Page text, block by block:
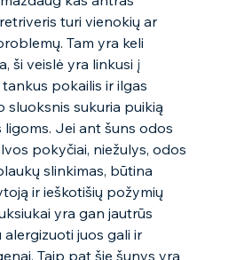
turi vienokių ar
Tam yra keli
ši veislė yra linkusi į
pokailis ir ilgas
sluoksnis sukuria puikią
Jei ant šuns odos
pokyčiai, niežulys, odos
slinkimas, būtina
ir ieškotišių požymių
yra gan jautrūs
alergizuoti juos gali ir
Taip pat šie šunys yra